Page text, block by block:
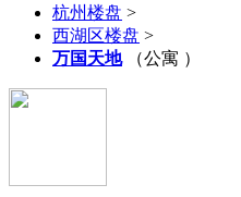
杭州楼盘 >
西湖区楼盘 >
万国天地（公寓 ）